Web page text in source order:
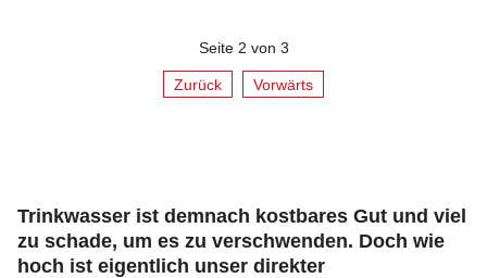
Seite 2 von 3
Zurück Vorwärts
Trinkwasser ist demnach kostbares Gut und viel
zu schade, um es zu verschwenden. Doch wie
hoch ist eigentlich unser direkter